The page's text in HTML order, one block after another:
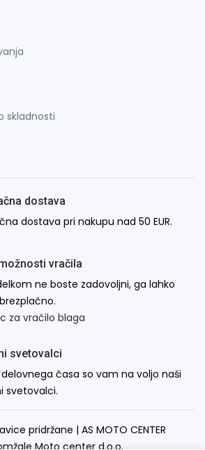
skladnosti
dostava
dostava pri nakupu nad 50 EUR.
vračila
ne boste zadovoljni, ga lahko
za vračilo blaga
svetovalci
časa so vam na voljo naši
svetovalci.
pridržane | AS MOTO CENTER
Moto center d.o.o.